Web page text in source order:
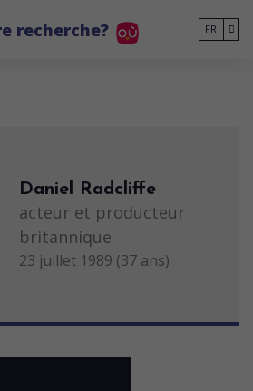
recherche? FR
Daniel Radcliffe
acteur et producteur
britannique
23 juillet 1989 (37 ans)